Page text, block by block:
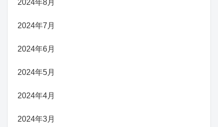
2024年8月
2024年7月
2024年6月
2024年5月
2024年4月
2024年3月